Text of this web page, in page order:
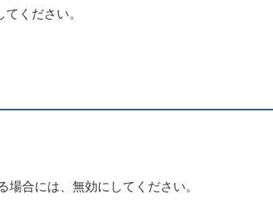
ください。
合には、無効にしてください。